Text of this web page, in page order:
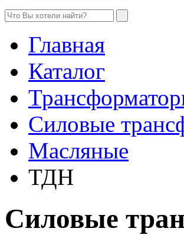
Главная
Каталог
Cиловые
Масляные
ТДН
Cиловые